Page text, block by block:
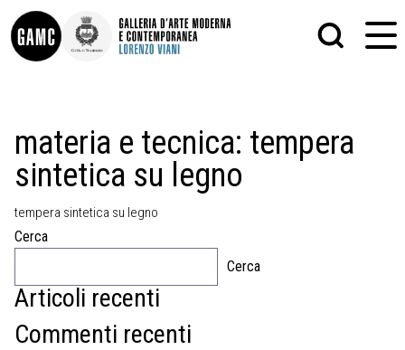
CONTATTI
DIDATTICA
SHOP
LE COLLEZIONI
GLI AUTORI
MOSTRE
EVENTI
GRAFICA
PITTURA
SCULTURA
STAMPA
materia e tecnica: tempera
sintetica su legno
tempera sintetica su legno
Cerca
Cerca
Articoli recenti
Commenti recenti